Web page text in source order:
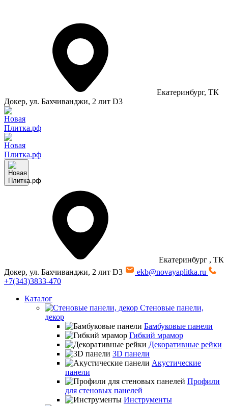
Екатеринбург, ТК
Докер, ул. Бахчиванджи, 2 лит D3
Екатеринбург , ТК
Докер, ул. Бахчиванджи, 2 лит D3
ekb@novayaplitka.ru
+7(343)3833-470
Каталог
Стеновые панели,
декор
Бамбуковые панели
Гибкий мрамор
Декоративные рейки
3D панели
Акустические
панели
Профили
для стеновых панелей
Инструменты